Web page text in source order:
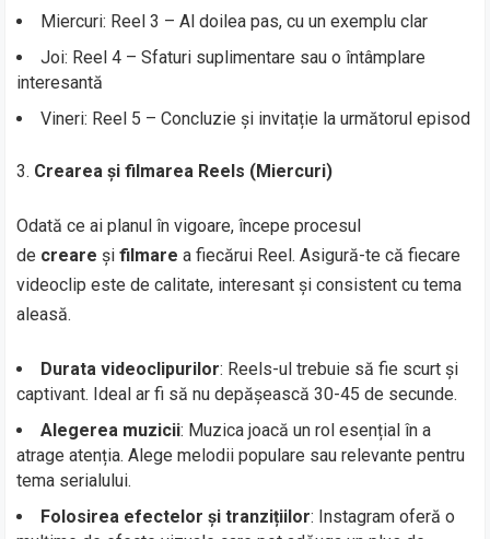
Miercuri: Reel 3 – Al doilea pas, cu un exemplu clar
Joi: Reel 4 – Sfaturi suplimentare sau o întâmplare
interesantă
Vineri: Reel 5 – Concluzie și invitație la următorul episod
Crearea și filmarea Reels (Miercuri)
Odată ce ai planul în vigoare, începe procesul
de creare șifilmare a fiecărui Reel. Asigură-te că fiecare
videoclip este de calitate, interesant și consistent cu tema
aleasă.
Durata videoclipurilor: Reels-ul trebuie să fie scurt și
captivant. Ideal ar fi să nu depășească 30-45 de secunde.
Alegerea muzicii: Muzica joacă un rol esențial în a
atrage atenția. Alege melodii populare sau relevante pentru
tema serialului.
Folosirea efectelor și tranzițiilor: Instagram oferă o